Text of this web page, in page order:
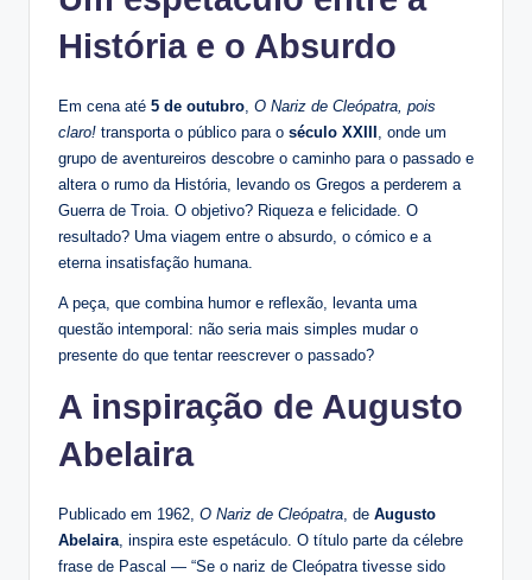
História e o Absurdo
Em cena até 5 de outubro, O Nariz de Cleópatra, pois
claro! transporta o público para o século XXIII , onde um
grupo de aventureiros descobre o caminho para o passado e
altera o rumo da História, levando os Gregos a perderem a
Guerra de Troia. O objetivo? Riqueza e felicidade. O
resultado? Uma viagem entre o absurdo, o cómico e a
eterna insatisfação humana.
A peça, que combina humor e reflexão, levanta uma
questão intemporal: não seria mais simples mudar o
presente do que tentar reescrever o passado?
A inspiração de Augusto
Abelaira
Publicado em 1962, O Nariz de Cleópatra, de Augusto
Abelaira, inspira este espetáculo. O título parte da célebre
frase de Pascal — “Se o nariz de Cleópatra tivesse sido